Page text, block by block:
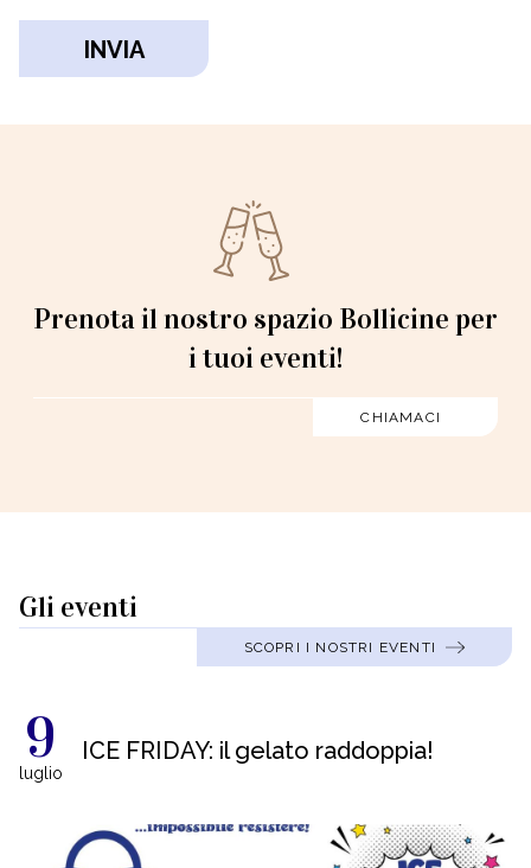
Prenota il nostro spazio Bollicine per
i tuoi eventi!
CHIAMACI
Gli eventi
SCOPRI I NOSTRI EVENTI
9
luglio
ICE FRIDAY: il gelato raddoppia!